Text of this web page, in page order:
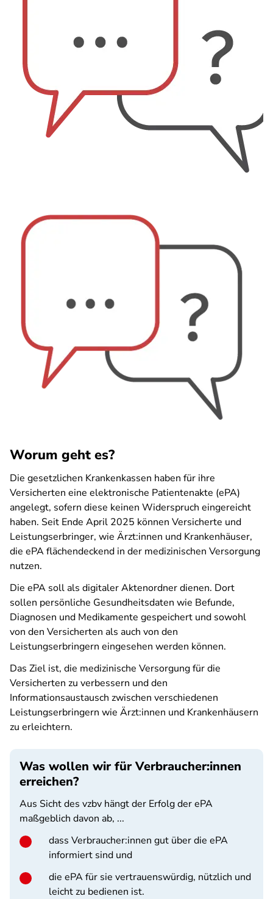
Worum geht es?
Die gesetzlichen Krankenkassen haben für ihre
Versicherten eine elektronische Patientenakte (ePA)
angelegt, sofern diese keinen Widerspruch eingereicht
haben. Seit Ende April 2025 können Versicherte und
Leistungserbringer, wie Ärzt:innen und Krankenhäuser,
die ePA flächendeckend in der medizinischen Versorgung
nutzen.
Die ePA soll als digitaler Aktenordner dienen. Dort
sollen persönliche Gesundheitsdaten wie Befunde,
Diagnosen und Medikamente gespeichert und sowohl
von den Versicherten als auch von den
Leistungserbringern eingesehen werden können.
Das Ziel ist, die medizinische Versorgung für die
Versicherten zu verbessern und den
Informationsaustausch zwischen verschiedenen
Leistungserbringern wie Ärzt:innen und Krankenhäusern
zu erleichtern.
Was wollen wir für Verbraucher:innen
erreichen?
Aus Sicht des vzbv hängt der Erfolg der ePA
maßgeblich davon ab, ...
dass Verbraucher:innen gut über die ePA
informiert sind und
die ePA für sie vertrauenswürdig, nützlich und
leicht zu bedienen ist.